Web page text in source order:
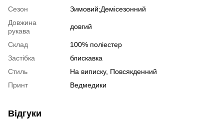
Сезон
Зимовий;Демісезонний
Довжина
рукава
довгий
Склад
100% поліестер
Застібка
блискавка
Стиль
На виписку, Повсякденний
Принт
Ведмедики
Відгуки